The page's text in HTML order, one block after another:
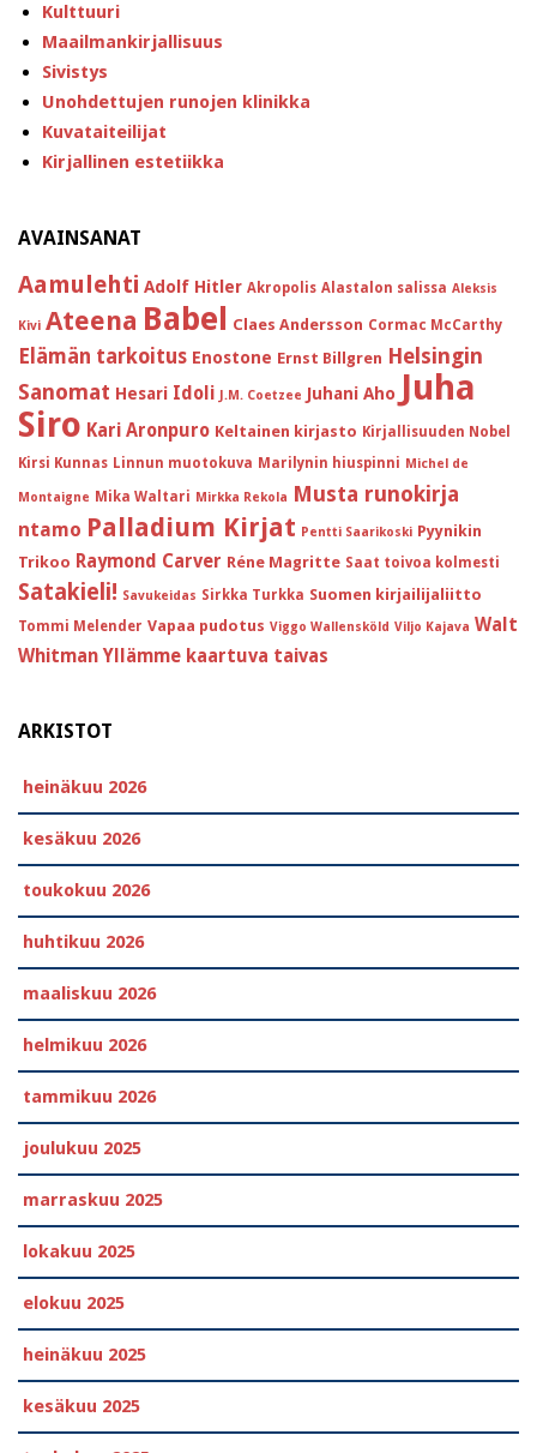
Kulttuuri
Maailmankirjallisuus
Sivistys
Unohdettujen runojen klinikka
Kuvataiteilijat
Kirjallinen estetiikka
AVAINSANAT
Aamulehti Adolf Hitler Akropolis Alastalon salissa Aleksis
Kivi Ateena Babel Claes Andersson Cormac McCarthy
Elämän tarkoitus Enostone Ernst Billgren Helsingin
Sanomat Hesari Idoli J.M. Coetzee Juhani Aho Juha
Siro Kari Aronpuro Keltainen kirjasto Kirjallisuuden Nobel
Kirsi Kunnas Linnun muotokuva Marilynin hiuspinni Michel de
Montaigne Mika Waltari Mirkka Rekola Musta runokirja
ntamo Palladium Kirjat Pentti Saarikoski Pyynikin
Trikoo Raymond Carver Réne Magritte Saat toivoa kolmesti
Satakieli! Savukeidas Sirkka Turkka Suomen kirjailijaliitto
Tommi Melender Vapaa pudotus Viggo Wallensköld Viljo Kajava Walt
Whitman Yllämme kaartuva taivas
ARKISTOT
heinäkuu 2026
kesäkuu 2026
toukokuu 2026
huhtikuu 2026
maaliskuu 2026
helmikuu 2026
tammikuu 2026
joulukuu 2025
marraskuu 2025
lokakuu 2025
elokuu 2025
heinäkuu 2025
kesäkuu 2025